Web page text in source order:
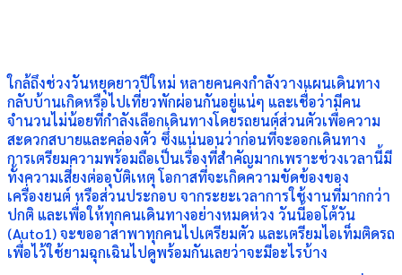
ใกล้ถึงช่วงวันหยุดยาวปีใหม่ หลายคนคงกำลังวางแผนเดินทาง
กลับบ้านเกิดหรือไปเที่ยวพักผ่อนกันอยู่แน่ๆ และเชื่อว่ามีคน
จำนวนไม่น้อยที่กำลังเลือกเดินทางโดยรถยนต์ส่วนตัวเพื่อความ
สะดวกสบายและคล่องตัว ซึ่งแน่นอนว่าก่อนที่จะออกเดินทาง
การเตรียมความพร้อมถือเป็นเรื่องที่สำคัญมากเพราะช่วงเวลานี้มี
ทั้งความเสี่ยงต่ออุบัติเหตุ โอกาสที่จะเกิดความขัดข้องของ
เครื่องยนต์ หรือส่วนประกอบ จากระยะเวลาการใช้งานที่มากกว่า
ปกติ และเพื่อให้ทุกคนเดินทางอย่างหมดห่วง วันนี้ออโต้วัน
(Auto1) จะขออาสาพาทุกคนไปเตรียมตัว และเตรียมไอเท็มติดรถ
เพื่อไว้ใช้ยามฉุกเฉินไปดูพร้อมกันเลยว่าจะมีอะไรบ้าง